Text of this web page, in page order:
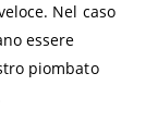
Nel caso
essere
piombato